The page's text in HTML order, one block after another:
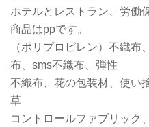
ホテルとレストラン、労働
商品はppです。
（ポリプロピレン）不織
布、sms不織布、弾性
不織布、花の包装材、使い
草
コントロールファブリック